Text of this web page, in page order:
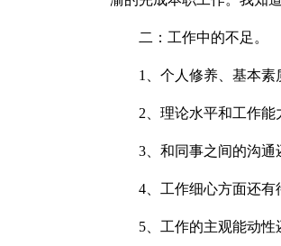
二：工作中的不足。
1、个人修养、基本素
2、理论水平和工作能
3、和同事之间的沟通
4、工作细心方面还有
5、工作的主观能动性